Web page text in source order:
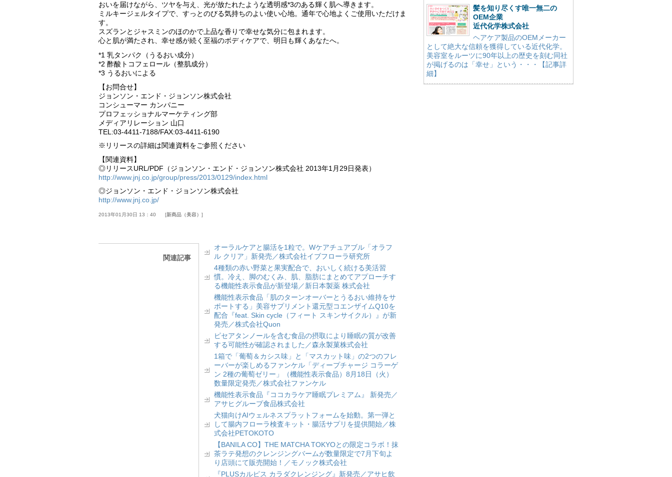
おいを届けながら、ツヤを与え、光が放たれたような透明感*3のある輝く肌へ導きます。
ミルキージェルタイプで、すっとのびる気持ちのよい使い心地。通年で心地よくご使用いただけま
す。
スズランとジャスミンのほのかで上品な香りで幸せな気分に包まれます。
心と肌が満たされ、幸せ感が続く至福のボディケアで、明日も輝くあなたへ。
*1 乳タンパク（うるおい成分）
*2 酢酸トコフェロール（整肌成分）
*3 うるおいによる
【お問合せ】
ジョンソン・エンド・ジョンソン株式会社
コンシューマー カンパニー
プロフェッショナルマーケティング部
メディアリレーション 山口
TEL:03-4411-7188/FAX:03-4411-6190
※リリースの詳細は関連資料をご参照ください
【関連資料】
◎リリースURL/PDF（ジョンソン・エンド・ジョンソン株式会社 2013年1月29日発表）
http://www.jnj.co.jp/group/press/2013/0129/index.html
◎ジョンソン・エンド・ジョンソン株式会社
http://www.jnj.co.jp/
2013年01月30日 13：40 新商品（美容）
関連記事
オーラルケアと腸活を1粒で。Wケアチュアブル「オラフ
ル クリア」新発売／株式会社イブフローラ研究所
4種類の赤い野菜と果実配合で、おいしく続ける美活習
慣。冷え、脚のむくみ、肌、脂肪にまとめてアプローチす
る機能性表示食品が新登場／新日本製薬 株式会社
機能性表示食品「肌のターンオーバーとうるおい維持をサ
ポートする」美容サプリメント還元型コエンザイムQ10を
配合『feat. Skin cycle（フィート スキンサイクル）』が新
発売／株式会社Quon
ピセアタンノールを含む食品の摂取により睡眠の質が改善
する可能性が確認されました／森永製菓株式会社
1箱で「葡萄＆カシス味」と「マスカット味」の2つのフレ
ーバーが楽しめるファンケル「ディープチャージ コラーゲ
ン 2種の葡萄ゼリー」（機能性表示食品）8月18日（火）
数量限定発売／株式会社ファンケル
機能性表示食品『ココカラケア睡眠プレミアム』 新発売／
アサヒグループ食品株式会社
犬猫向けAIウェルネスプラットフォームを始動。第一弾と
して腸内フローラ検査キット・腸活サプリを提供開始／株
式会社PETOKOTO
【BANILA CO】THE MATCHA TOKYOとの限定コラボ！抹
茶ラテ発想のクレンジングバームが数量限定で7月下旬よ
り店頭にて販売開始！／モノック株式会社
『PLUSカルピス カラダクレンジング』新発売／アサヒ飲
髪を知り尽くす唯一無二の
OEM企業
近代化学株式会社
ヘアケア製品のOEMメーカー
として絶大な信頼を獲得している近代化学。
美容室をルーツに90年以上の歴史を刻む同社
が掲げるのは「幸せ」という・・・【記事詳
細】